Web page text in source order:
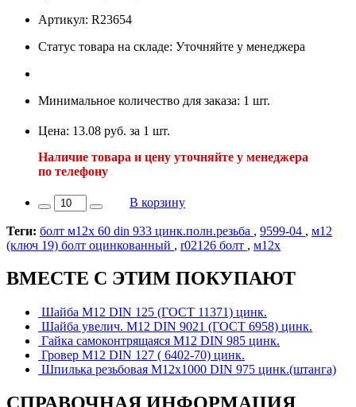
Артикул: R23654
Статус товара на складе: Уточняйте у менеджера
Минимальное количество для заказа: 1 шт.
Цена: 13.08 руб. за 1 шт.
Наличие товара и цену уточняйте у менеджера
по телефону
В корзину
Теги: болт м12х 60 din 933 цинк.полн.резьба , 9599-04 , м12
(ключ 19) болт оцинкованный , r02126 болт , м12х
ВМЕСТЕ С ЭТИМ ПОКУПАЮТ
Шайба М12 DIN 125 (ГОСТ 11371) цинк.
Шайба увелич. М12 DIN 9021 (ГОСТ 6958) цинк.
Гайка самоконтрящаяся М12 DIN 985 цинк.
Гровер М12 DIN 127 ( 6402-70) цинк.
Шпилька резьбовая М12х1000 DIN 975 цинк.(штанга)